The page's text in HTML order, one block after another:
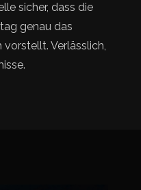
sicher, dass die
genau das
Verlässlich,